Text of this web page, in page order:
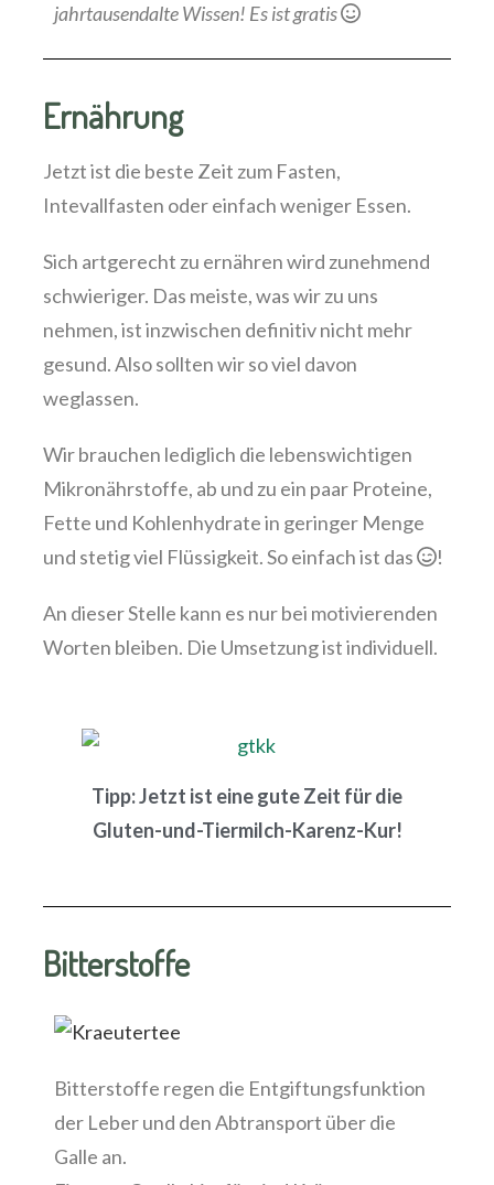
jahrtausendalte Wissen! Es ist gratis
Ernährung
Jetzt ist die beste Zeit zum Fasten,
Intevallfasten oder einfach weniger Essen.
Sich artgerecht zu ernähren wird zunehmend
schwieriger. Das meiste, was wir zu uns
nehmen, ist inzwischen definitiv nicht mehr
gesund. Also sollten wir so viel davon
weglassen.
Wir brauchen lediglich die lebenswichtigen
Mikronährstoffe, ab und zu ein paar Proteine,
Fette und Kohlenhydrate in geringer Menge
und stetig viel Flüssigkeit. So einfach ist das
!
An dieser Stelle kann es nur bei motivierenden
Worten bleiben. Die Umsetzung ist individuell.
Tipp: Jetzt ist eine gute Zeit für die
Gluten-und-Tiermilch-Karenz-Kur!
Bitterstoffe
Bitterstoffe regen die Entgiftungsfunktion
der Leber und den Abtransport über die
Galle an.